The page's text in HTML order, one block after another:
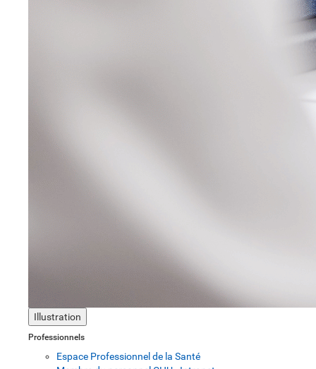
Illustration
Professionnels
Espace Professionnel de la Santé